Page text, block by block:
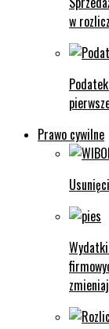
w
Prawo cywilne